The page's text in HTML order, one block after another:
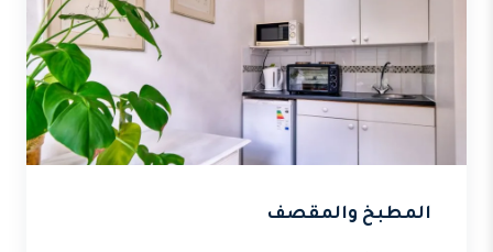
المطبخ والمقصف